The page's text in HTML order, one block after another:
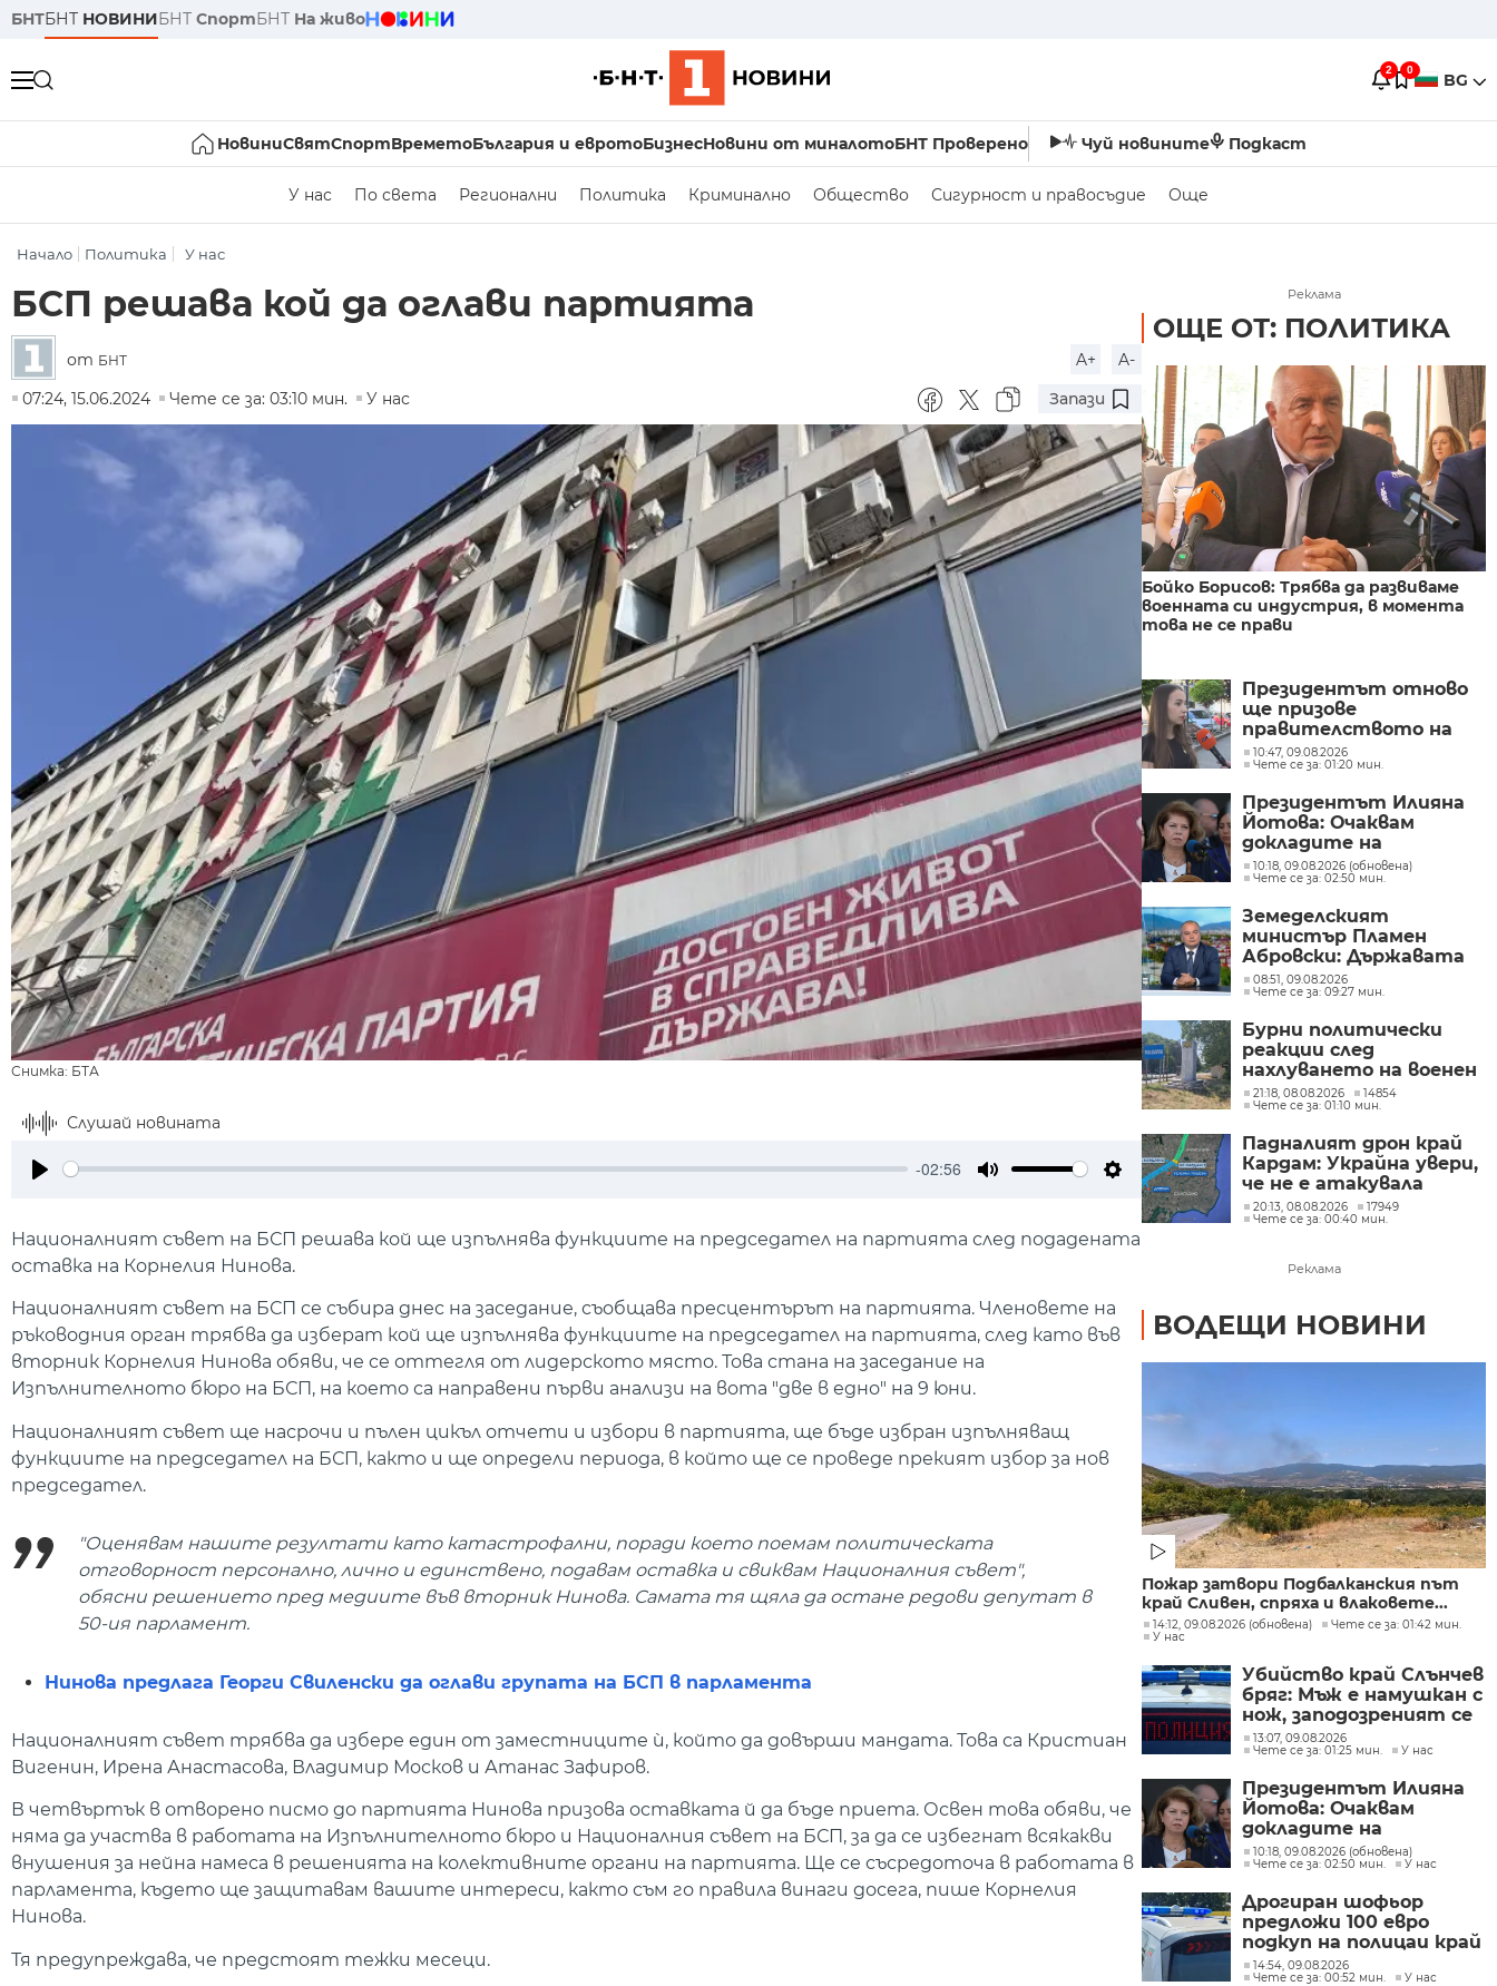
БНТБНТ НОВИНИБНТ СпортБНТ На живо
2 0 BG
НовиниСвятСпортВреметоБългария и евротоБизнесНовини от миналотоБНТ Проверено Чуй новините Подкаст
У нас По света Регионални Политика Криминално Общество Сигурност и правосъдие Още
Начало Политика У нас
БСП решава кой да оглави партията
от БНТ A+
A-
07:24, 15.06.2024
Чете се за: 03:10 мин. У нас Запази
Снимка: БТА
Слушай новината
-02:56
Settings
Националният съвет на БСП решава кой ще изпълнява функциите на председател на партията след подадената
оставка на Корнелия Нинова.
Националният съвет на БСП се събира днес на заседание, съобщава пресцентърът на партията. Членовете на
ръководния орган трябва да изберат кой ще изпълнява функциите на председател на партията, след като във
вторник Корнелия Нинова обяви, че се оттегля от лидерското място. Това стана на заседание на
Изпълнителното бюро на БСП, на което са направени първи анализи на вота "две в едно" на 9 юни.
Националният съвет ще насрочи и пълен цикъл отчети и избори в партията, ще бъде избран изпълняващ
функциите на председател на БСП, както и ще определи периода, в който ще се проведе прекият избор за нов
председател.
"Оценявам нашите резултати като катастрофални, поради което поемам политическата
отговорност персонално, лично и единствено, подавам оставка и свиквам Националния съвет",
обясни решението пред медиите във вторник Нинова. Самата тя щяла да остане редови депутат в
50-ия парламент.
Нинова предлага Георги Свиленски да оглави групата на БСП в парламента
Националният съвет трябва да избере един от заместниците ѝ, който да довърши мандата. Това са Кристиан
Вигенин, Ирена Анастасова, Владимир Москов и Атанас Зафиров.
В четвъртък в отворено писмо до партията Нинова призова оставката й да бъде приета. Освен това обяви, че
няма да участва в работата на Изпълнителното бюро и Националния съвет на БСП, за да се избегнат всякакви
внушения за нейна намеса в решенията на колективните органи на партията. Ще се съсредоточа в работата в
парламента, където ще защитавам вашите интереси, както съм го правила винаги досега, пише Корнелия
Нинова.
Тя предупреждава, че предстоят тежки месеци.
Реклама
ОЩЕ ОТ: ПОЛИТИКА
Бойко Борисов: Трябва да развиваме
военната си индустрия, в момента
това не се прави
Президентът отново
ще призове
правителството на
Северна Македония да
съдейства за
Михайлова
10:47, 09.08.2026
Чете се за: 01:20 мин.
Президентът Илияна
Йотова: Очаквам
докладите на
службите какъв е
дронът и каква е била
10:18, 09.08.2026 (обновена)
Чете се за: 02:50 мин.
Земеделският
министър Пламен
Абровски: Държавата
трябва да засили
контрола върху вноса
08:51, 09.08.2026
Чете се за: 09:27 мин.
Бурни политически
реакции след
нахлуването на военен
дрон във въздушното
ни пространство
21:18, 08.08.2026
14854
Чете се за: 01:10 мин.
Падналият дрон край
Кардам: Украйна увери,
че не е атакувала
умишлено България и
обеща разследване
20:13, 08.08.2026
17949
Чете се за: 00:40 мин.
Реклама
ВОДЕЩИ НОВИНИ
Пожар затвори Подбалканския път
край Сливен, спряха и влаковете...
14:12, 09.08.2026 (обновена)
Чете се за: 01:42 мин.
У нас
Убийство край Слънчев
бряг: Мъж е намушкан с
нож, заподозреният се
опитал да избяга
13:07, 09.08.2026
Чете се за: 01:25 мин.
У нас
Президентът Илияна
Йотова: Очаквам
докладите на
службите какъв е
дронът и каква е била
10:18, 09.08.2026 (обновена)
Чете се за: 02:50 мин.
У нас
Дрогиран шофьор
предложи 100 евро
подкуп на полицаи край
Поморие
14:54, 09.08.2026
Чете се за: 00:52 мин.
У нас